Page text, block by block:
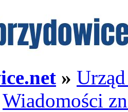
»
Wiadomości